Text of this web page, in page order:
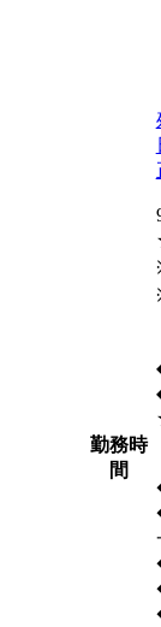
勤務時
間